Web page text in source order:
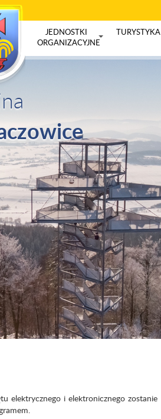
JEDNOSTKI
ORGANIZACYJNE
TURYSTYKA
elektrycznego i elektronicznego zostanie